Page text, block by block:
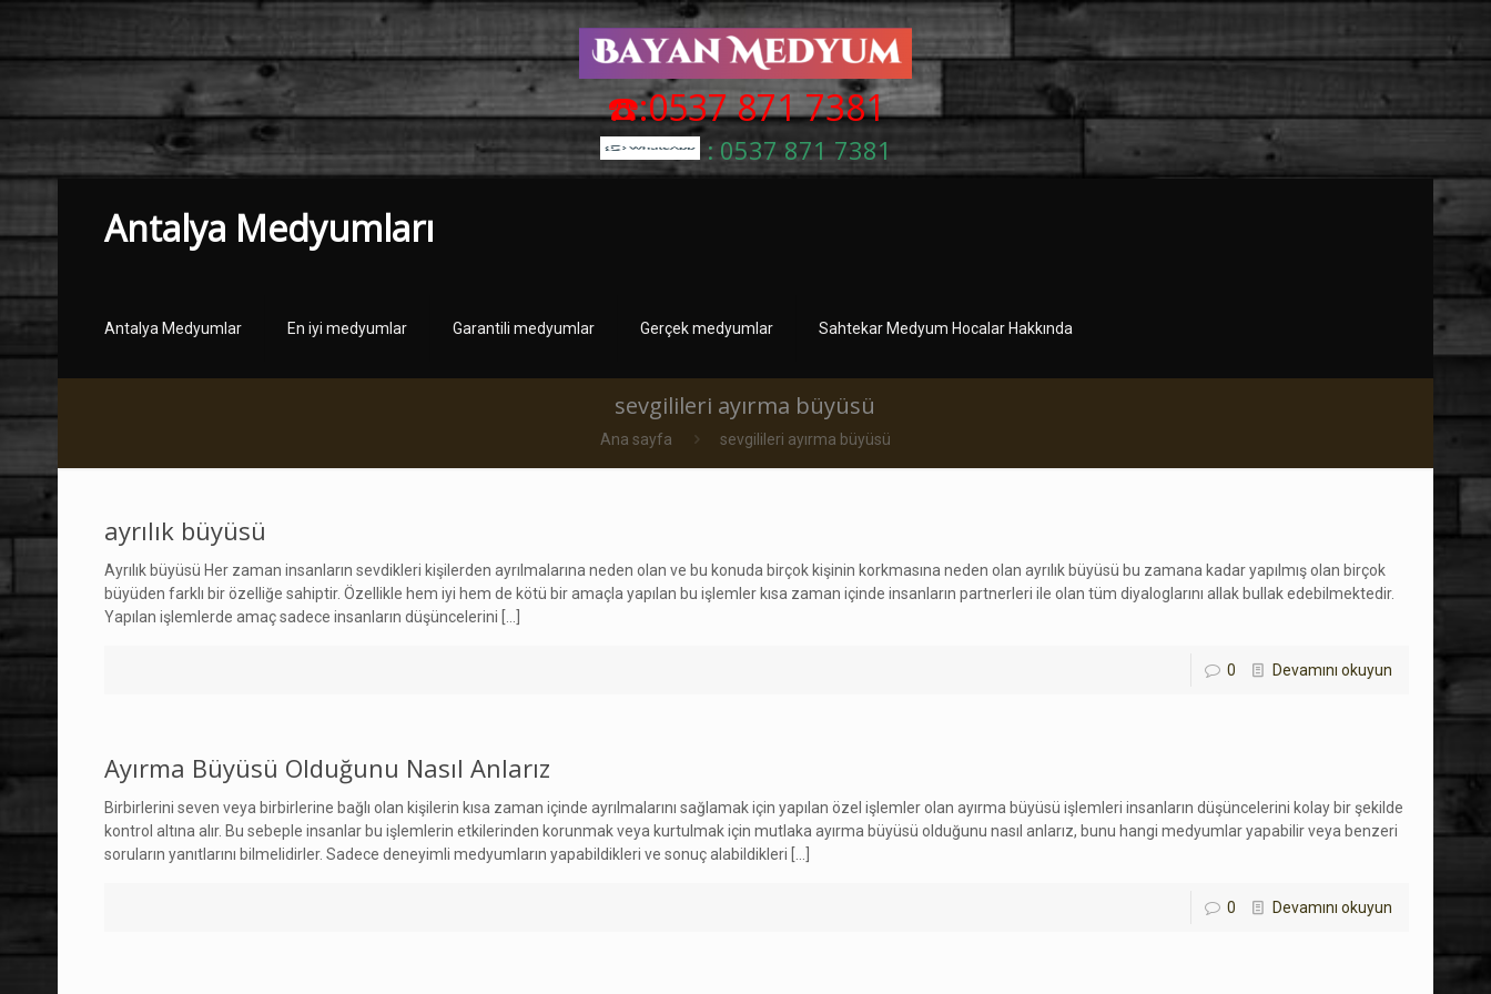
☎️:0537 871 7381
: 0537 871 7381
Antalya Medyumları
Antalya Medyumlar En iyi medyumlar Garantili medyumlar Gerçek medyumlar Sahtekar Medyum Hocalar Hakkında
sevgilileri ayırma büyüsü
Ana sayfa sevgilileri ayırma büyüsü
ayrılık büyüsü
Ayrılık büyüsü Her zaman insanların sevdikleri kişilerden ayrılmalarına neden olan ve bu konuda birçok kişinin korkmasına neden olan ayrılık büyüsü bu zamana kadar yapılmış olan birçok
büyüden farklı bir özelliğe sahiptir. Özellikle hem iyi hem de kötü bir amaçla yapılan bu işlemler kısa zaman içinde insanların partnerleri ile olan tüm diyaloglarını allak bullak edebilmektedir.
Yapılan işlemlerde amaç sadece insanların düşüncelerini
0 Devamını okuyun
Ayırma Büyüsü Olduğunu Nasıl Anlarız
Birbirlerini seven veya birbirlerine bağlı olan kişilerin kısa zaman içinde ayrılmalarını sağlamak için yapılan özel işlemler olan ayırma büyüsü işlemleri insanların düşüncelerini kolay bir şekilde
kontrol altına alır. Bu sebeple insanlar bu işlemlerin etkilerinden korunmak veya kurtulmak için mutlaka ayırma büyüsü olduğunu nasıl anlarız, bunu hangi medyumlar yapabilir veya benzeri
soruların yanıtlarını bilmelidirler. Sadece deneyimli medyumların yapabildikleri ve sonuç alabildikleri
0 Devamını okuyun